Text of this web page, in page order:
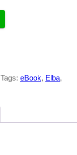
Tags: eBook, Elba,